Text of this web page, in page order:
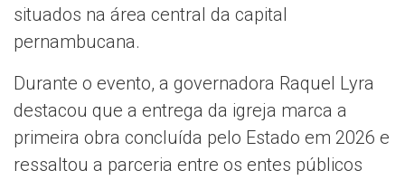
situados na área central da capital
pernambucana.
Durante o evento, a governadora Raquel Lyra
destacou que a entrega da igreja marca a
primeira obra concluída pelo Estado em 2026 e
ressaltou a parceria entre os entes públicos